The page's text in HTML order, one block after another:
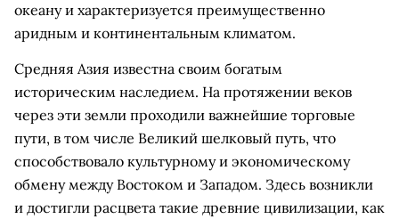
океану и характеризуется преимущественно
аридным и континентальным климатом.
Средняя Азия известна своим богатым
историческим наследием. На протяжении веков
через эти земли проходили важнейшие торговые
пути, в том числе Великий шелковый путь, что
способствовало культурному и экономическому
обмену между Востоком и Западом. Здесь возникли
и достигли расцвета такие древние цивилизации, как